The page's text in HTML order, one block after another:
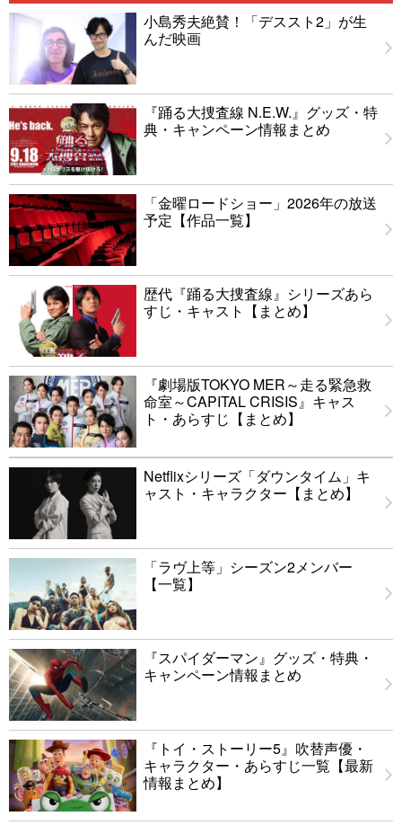
小島秀夫絶賛！「デススト2」が生
んだ映画
『踊る大捜査線 N.E.W.』グッズ・特
典・キャンペーン情報まとめ
「金曜ロードショー」2026年の放送
予定【作品一覧】
歴代『踊る大捜査線』シリーズあら
すじ・キャスト【まとめ】
『劇場版TOKYO MER～走る緊急救
命室～CAPITAL CRISIS』キャス
ト・あらすじ【まとめ】
Netflixシリーズ「ダウンタイム」キ
ャスト・キャラクター【まとめ】
「ラヴ上等」シーズン2メンバー
【一覧】
『スパイダーマン』グッズ・特典・
キャンペーン情報まとめ
『トイ・ストーリー5』吹替声優・
キャラクター・あらすじ一覧【最新
情報まとめ】